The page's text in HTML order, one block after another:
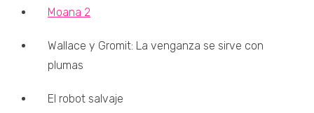
Moana 2
Wallace y Gromit: La venganza se sirve con
plumas
El robot salvaje